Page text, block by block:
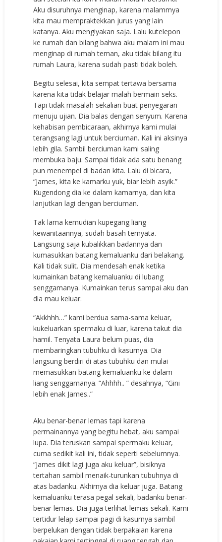
Aku disuruhnya menginap, karena malammya
kita mau mempraktekkan jurus yang lain
katanya. Aku mengiyakan saja. Lalu kutelepon
ke rumah dan bilang bahwa aku malam ini mau
menginap di rumah teman, aku tidak bilang itu
rumah Laura, karena sudah pasti tidak boleh.
Begitu selesai, kita sempat tertawa bersama
karena kita tidak belajar malah bermain seks.
Tapi tidak masalah sekalian buat penyegaran
menuju ujian. Dia balas dengan senyum. Karena
kehabisan pembicaraan, akhirnya kami mulai
terangsang lagi untuk berciuman. Kali ini aksinya
lebih gila. Sambil berciuman kami saling
membuka baju. Sampai tidak ada satu benang
pun menempel di badan kita. Lalu di bicara,
“James, kita ke kamarku yuk, biar lebih asyik.”
Kugendong dia ke dalam kamarnya, dan kita
lanjutkan lagi dengan berciuman.
Tak lama kemudian kupegang liang
kewanitaannya, sudah basah ternyata.
Langsung saja kubalikkan badannya dan
kumasukkan batang kemaluanku dari belakang.
Kali tidak sulit. Dia mendesah enak ketika
kumainkan batang kemaluanku di lubang
senggamanya. Kumainkan terus sampai aku dan
dia mau keluar.
“Akkhhh…” kami berdua sama-sama keluar,
kukeluarkan spermaku di luar, karena takut dia
hamil. Tenyata Laura belum puas, dia
membaringkan tubuhku di kasurnya. Dia
langsung berdiri di atas tubuhku dan mulai
memasukkan batang kemaluanku ke dalam
liang senggamanya. “Ahhhh.. ” desahnya, “Gini
lebih enak James..”
Aku benar-benar lemas tapi karena
permainannya yang begitu hebat, aku sampai
lupa. Dia teruskan sampai spermaku keluar,
cuma sedikit kali ini, tidak seperti sebelumnya.
“James dikit lagi juga aku keluar”, bisiknya
tertahan sambil menaik-turunkan tubuhnya di
atas badanku. Akhirnya dia keluar juga. Batang
kemaluanku terasa pegal sekali, badanku benar-
benar lemas. Dia juga terlihat lemas sekali. Kami
tertidur lelap sampai pagi di kasurnya sambil
berpelukan dengan tidak berpakaian karena